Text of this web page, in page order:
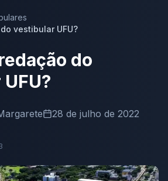
vestibular UFU?
do
28 de julho de 2022